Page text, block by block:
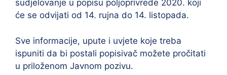
sudjelovanje u popisu poljoprivrede 2020. koji
će se odvijati od 14. rujna do 14. listopada.
Sve informacije, upute i uvjete koje treba
ispuniti da bi postali popisivač možete pročitati
u priloženom Javnom pozivu.